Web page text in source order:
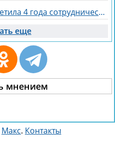
Виктория Бекиева отметила 4 года сотрудничества с Домом 2
еще
мнением
Макс. Контакты